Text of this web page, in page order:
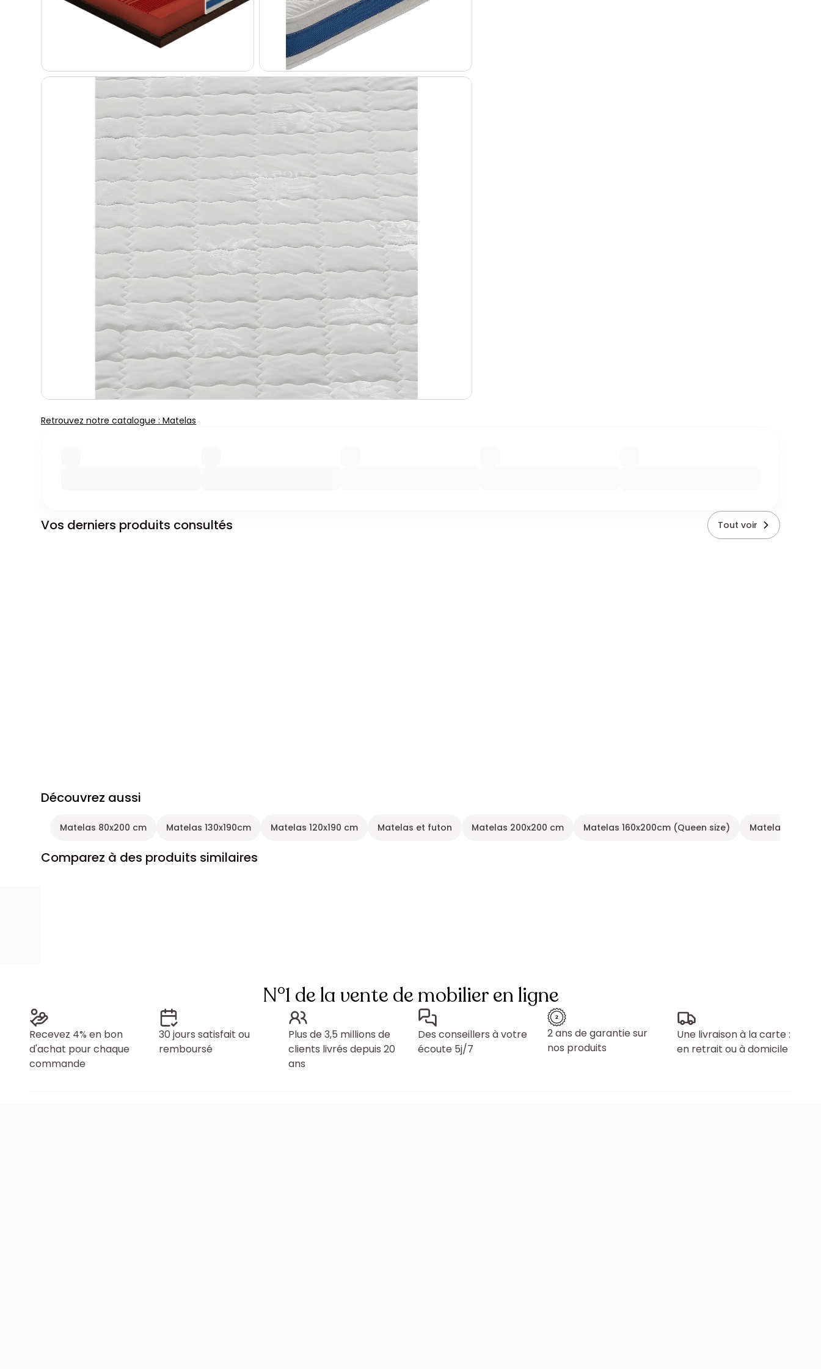
Retrouvez notre catalogue : Matelas
Vos derniers produits consultés Tout voir
Découvrez aussi
Matelas 80x200 cm Matelas 130x190cm Matelas 120x190 cm Matelas et futon Matelas 200x200 cm Matelas 160x200cm (Queen size) Matelas Ferme
Comparez à des produits similaires
N°1 de la vente de mobilier en ligne
Recevez 4% en bon
d'achat pour chaque
commande
30 jours satisfait ou
remboursé
Plus de 3,5 millions de
clients livrés depuis 20
ans
Des conseillers à votre
écoute 5j/7
2 ans de garantie sur
nos produits
Une livraison à la carte :
en retrait ou à domicile